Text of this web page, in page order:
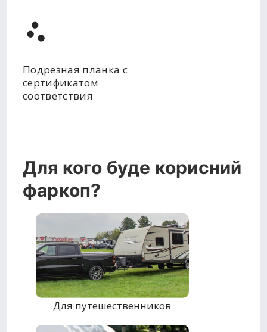
Подрезная планка с
сертификатом
соответствия
Для кого буде корисний
фаркоп?
Для путешественников